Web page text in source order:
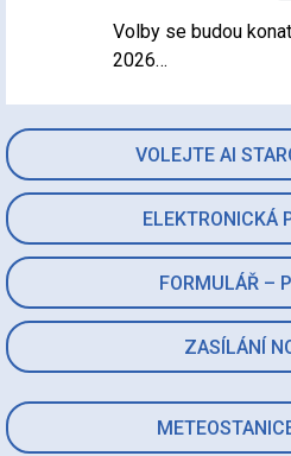
VOLEJTE AI
ELEKTRONICKÁ
FORMULÁŘ –
ZASÍLÁNÍ
Volby se budou
2026…